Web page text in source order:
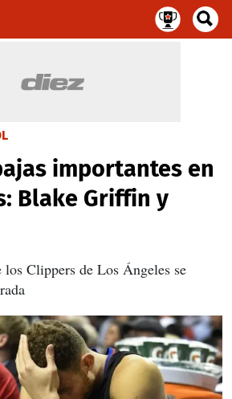
importantes en
Blake Griffin y
Clippers de Los Ángeles se